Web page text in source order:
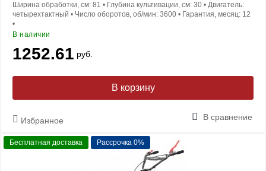
Ширина обработки, см: 81 • Глубина культивации, см: 30 • Двигатель:
четырехтактный • Число оборотов, об/мин: 3600 • Гарантия, месяц: 12
•
В наличии
1252.61 руб.
В корзину
Избранное В сравнение
Бесплатная доставка Рассрочка 0%